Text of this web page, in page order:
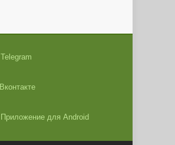
Telegram
Вконтакте
Приложение для Android